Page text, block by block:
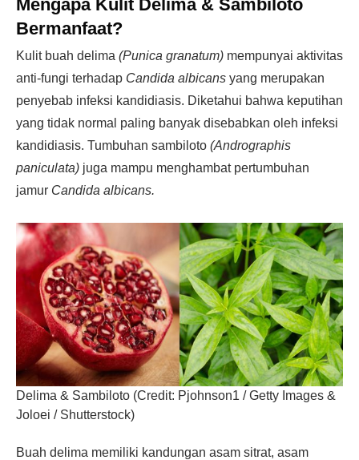
Mengapa Kulit Delima & Sambiloto
Bermanfaat?
Kulit buah delima (Punica granatum) mempunyai aktivitas
anti-fungi terhadap Candida albicans yang merupakan
penyebab infeksi kandidiasis. Diketahui bahwa keputihan
yang tidak normal paling banyak disebabkan oleh infeksi
kandidiasis. Tumbuhan sambiloto (Andrographis
paniculata) juga mampu menghambat pertumbuhan
jamur Candida albicans.
Delima & Sambiloto (Credit: Pjohnson1 / Getty Images &
Joloei / Shutterstock)
Buah delima memiliki kandungan asam sitrat, asam